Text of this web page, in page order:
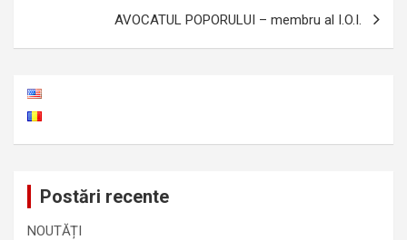
AVOCATUL POPORULUI – membru al I.O.I.
Postări recente
NOUTĂȚI